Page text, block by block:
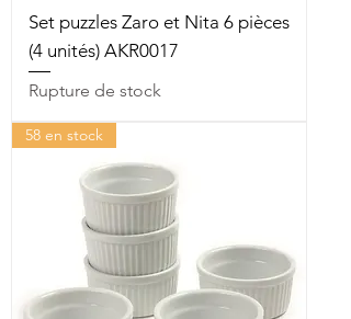
Set puzzles Zaro et Nita 6 pièces
(4 unités) AKR0017
Rupture de stock
58 en stock